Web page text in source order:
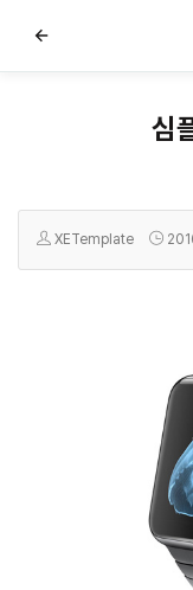
심
XETemplate